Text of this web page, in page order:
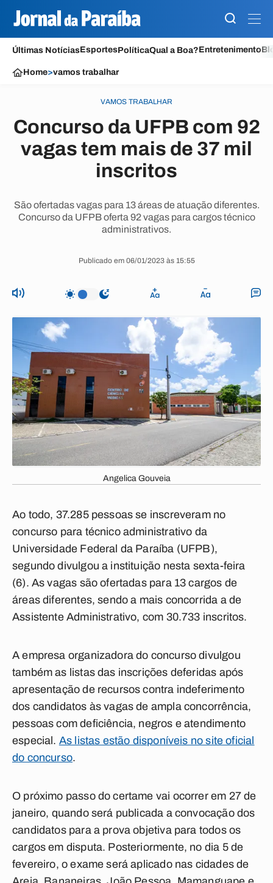
Últimas NotíciasEsportesPolíticaQual a Boa?Entretenimento
Home>vamos trabalhar
VAMOS TRABALHAR
Concurso da UFPB com 92
vagas tem mais de 37 mil
inscritos
São ofertadas vagas para 13 áreas de atuação diferentes.
Concurso da UFPB oferta 92 vagas para cargos técnico
administrativos.
Publicado em 06/01/2023 às 15:55
Angelica Gouveia
Ao todo, 37.285 pessoas se inscreveram no
concurso para técnico administrativo da
Universidade Federal da Paraíba (UFPB),
segundo divulgou a instituição nesta sexta-feira
(6). As vagas são ofertadas para 13 cargos de
áreas diferentes, sendo a mais concorrida a de
Assistente Administrativo, com 30.733 inscritos.
A empresa organizadora do concurso divulgou
também as listas das inscrições deferidas após
apresentação de recursos contra indeferimento
dos candidatos às vagas de ampla concorrência,
pessoas com deficiência, negros e atendimento
especial. As listas estão disponíveis no site oficial
do concurso.
O próximo passo do certame vai ocorrer em 27 de
janeiro, quando será publicada a convocação dos
candidatos para a prova objetiva para todos os
cargos em disputa. Posteriormente, no dia 5 de
fevereiro, o exame será aplicado nas cidades de